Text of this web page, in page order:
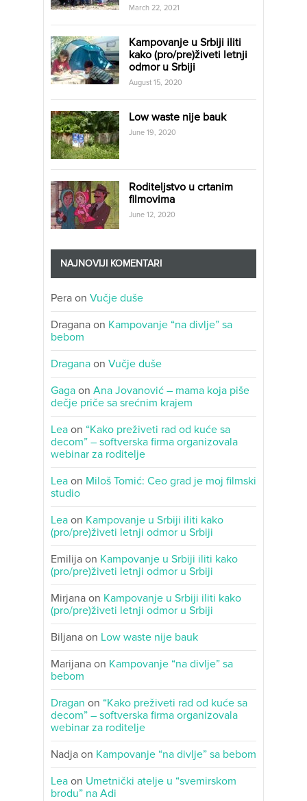
March 22, 2021
Kampovanje u Srbiji iliti
kako (pro/pre)živeti letnji
odmor u Srbiji
August 15, 2020
Low waste nije bauk
June 19, 2020
Roditeljstvo u crtanim
filmovima
June 12, 2020
NAJNOVIJI KOMENTARI
Pera on Vučje duše
Dragana on Kampovanje “na divlje” sa
bebom
Dragana on Vučje duše
Gaga on Ana Jovanović – mama koja piše
dečje priče sa srećnim krajem
Lea on “Kako preživeti rad od kuće sa
decom” – softverska firma organizovala
webinar za roditelje
Lea on Miloš Tomić: Ceo grad je moj filmski
studio
Lea on Kampovanje u Srbiji iliti kako
(pro/pre)živeti letnji odmor u Srbiji
Emilija on Kampovanje u Srbiji iliti kako
(pro/pre)živeti letnji odmor u Srbiji
Mirjana on Kampovanje u Srbiji iliti kako
(pro/pre)živeti letnji odmor u Srbiji
Biljana on Low waste nije bauk
Marijana on Kampovanje “na divlje” sa
bebom
Dragan on “Kako preživeti rad od kuće sa
decom” – softverska firma organizovala
webinar za roditelje
Nadja on Kampovanje “na divlje” sa bebom
Lea on Umetnički atelje u “svemirskom
brodu” na Adi